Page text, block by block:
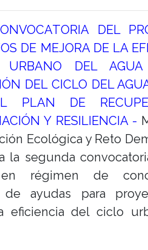
DEL
DE MEJORA DE LA
URBANO DEL AGUA
DEL CICLO DEL
PLAN DE
Y RESILIENCIA -
Ecológica y Reto
la segunda
régimen de
de ayudas para
eficiencia del ciclo